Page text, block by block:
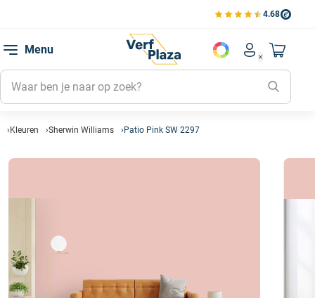
4.68
Bekijk de verfplaza
Menu
Account
Mijn
Mijn
Mijn
Naar
Kleuren Sherwin Williams Patio Pink SW 2297